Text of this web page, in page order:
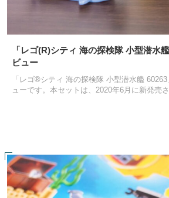
「レゴ(R)シティ 海の探検隊 小型潜水
ビュー
「レゴ®シティ 海の探検隊 小型潜水艦
ューです。本セットは、2020年6月に新発売